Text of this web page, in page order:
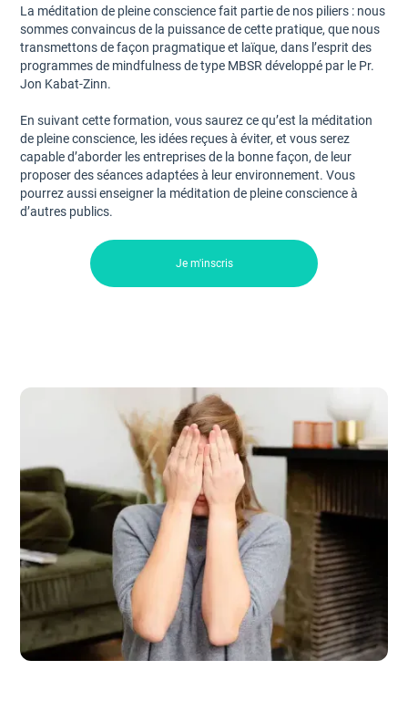
La méditation de pleine conscience fait partie de nos piliers : nous
sommes convaincus de la puissance de cette pratique, que nous
transmettons de façon pragmatique et laïque, dans l’esprit des
programmes de mindfulness de type MBSR développé par le Pr.
Jon Kabat-Zinn.
En suivant cette formation, vous saurez ce qu’est la méditation
de pleine conscience, les idées reçues à éviter, et vous serez
capable d’aborder les entreprises de la bonne façon, de leur
proposer des séances adaptées à leur environnement. Vous
pourrez aussi enseigner la méditation de pleine conscience à
d’autres publics.
Je m'inscris